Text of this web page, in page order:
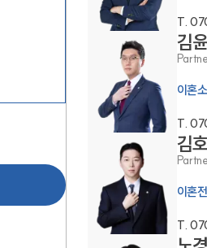
부소개
부소개
대륜의 강점
오시는 길
글로벌 파트너 로
고객의 소리
통합검색
AI대륜
T.
김
이혼
T.
김
이혼
T.